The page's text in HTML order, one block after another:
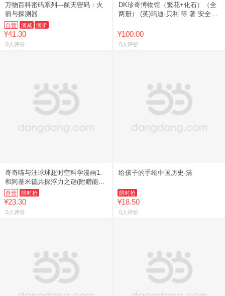
万物百科密码系列—航天密码：火
箭与探测器
自营 满减 满折
¥41.30
0人评价
DK珍奇博物馆（繁花+化石）（全
两册） (英)玛迪·贝利 等 著 安全勇
朗
¥100.00
0人评价
奇奇喵与汪球球超时空科学漫画1.
和阿基米德共探浮力之谜(附赠能量
闪卡)
自营 限时抢
¥23.30
0人评价
给孩子的手绘中国历史-清
限时抢
¥18.50
0人评价